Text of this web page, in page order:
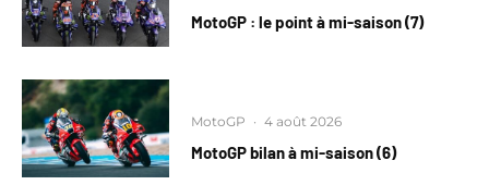
MotoGP : le point à mi-saison (7)
MotoGP · 4 août 2026
MotoGP bilan à mi-saison (6)